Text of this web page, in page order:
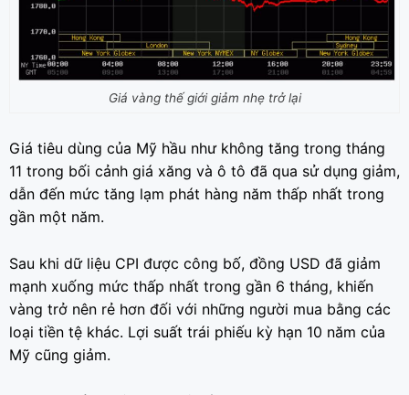
Giá vàng thế giới giảm nhẹ trở lại
Giá tiêu dùng của Mỹ hầu như không tăng trong tháng
11 trong bối cảnh giá xăng và ô tô đã qua sử dụng giảm,
dẫn đến mức tăng lạm phát hàng năm thấp nhất trong
gần một năm.
Sau khi dữ liệu CPI được công bố, đồng USD đã giảm
mạnh xuống mức thấp nhất trong gần 6 tháng, khiến
vàng trở nên rẻ hơn đối với những người mua bằng các
loại tiền tệ khác. Lợi suất trái phiếu kỳ hạn 10 năm của
Mỹ cũng giảm.